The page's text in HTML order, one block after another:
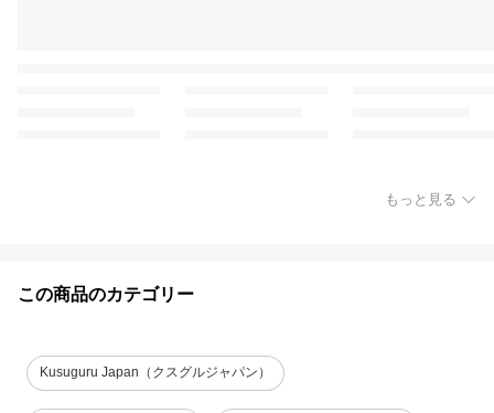
もっと見る
この商品のカテゴリー
Kusuguru Japan（クスグルジャパン）